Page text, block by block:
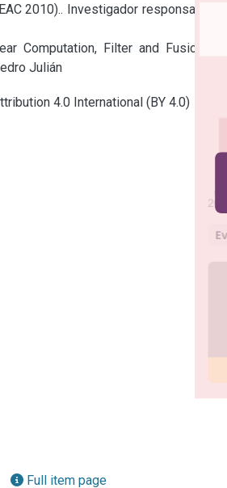
2010).. Investigador responsable: Dr.
Computation, Filter and Fusion with
Julián
4.0 International (BY 4.0)
Full item page